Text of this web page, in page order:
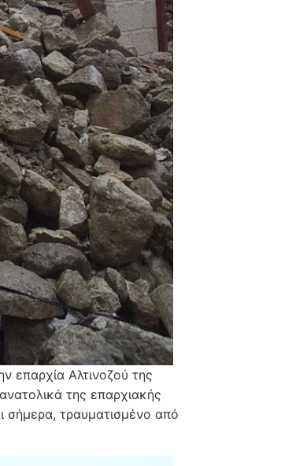
επαρχία Αλτινοζού της
της επαρχιακής
σήμερα, τραυματισμένο από